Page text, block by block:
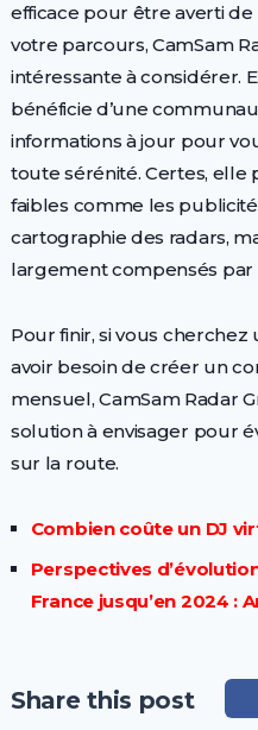
efficace pour être averti
votre parcours, CamSam
intéressante à considérer.
bénéficie d’une
informations à jour pour
toute sérénité. Certes,
faibles comme les
cartographie des radars,
largement compensés par
Pour finir, si vous
avoir besoin de créer un
mensuel, CamSam Radar
solution à envisager pour
sur la route.
Combien coûte un DJ
Perspectives
France jusqu’en 2024 :
Share this post